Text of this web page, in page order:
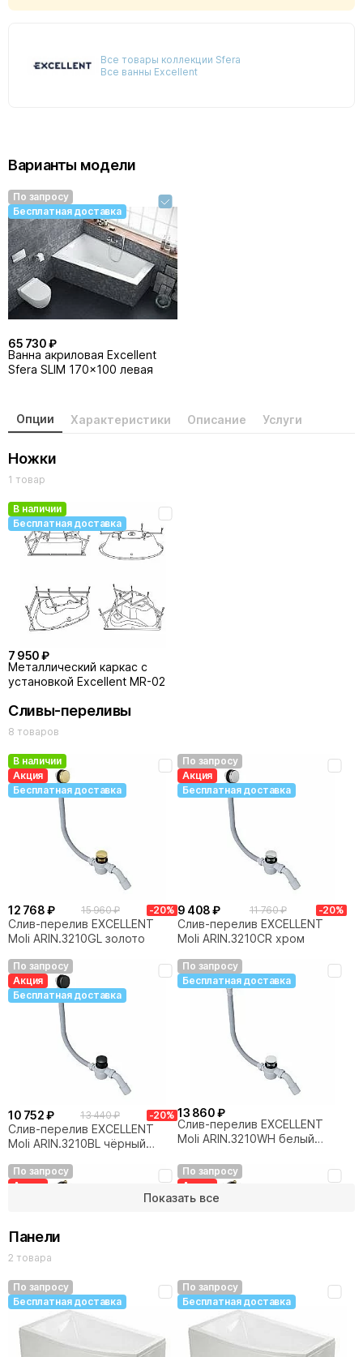
Все товары коллекции Sfera
Все ванны Excellent
Варианты модели
По запросу
Бесплатная доставка
65 730 ₽
Ванна акриловая Excellent
Sfera SLIM 170x100 левая
Опции Характеристики Описание Услуги
Ножки
1 товар
В наличии
Бесплатная доставка
7 950 ₽
Металлический каркас с
установкой Excellent MR-02
Сливы-переливы
8 товаров
В наличии
Акция
Бесплатная доставка
12 768 ₽ 15 960 ₽ -20%
Слив-перелив EXCELLENT
Moli ARIN.3210GL золото
По запросу
Акция
Бесплатная доставка
9 408 ₽ 11 760 ₽ -20%
Слив-перелив EXCELLENT
Moli ARIN.3210CR хром
По запросу
Акция
Бесплатная доставка
10 752 ₽ 13 440 ₽ -20%
Слив-перелив EXCELLENT
Moli ARIN.3210BL чёрный
По запросу
Бесплатная доставка
13 860 ₽
Слив-перелив EXCELLENT
Moli ARIN.3210WH белый
По запросу
Акция
17 472 ₽ 21 840 ₽
Слив-перелив с наполнением
EXCELLENT Hover
По запросу
Акция
Бесплатная доставка
18 648 ₽ 23 310 ₽
Слив-перелив с наполнением
EXCELLENT Hover
Показать все
Панели
2 товара
По запросу
Бесплатная доставка
По запросу
Бесплатная доставка